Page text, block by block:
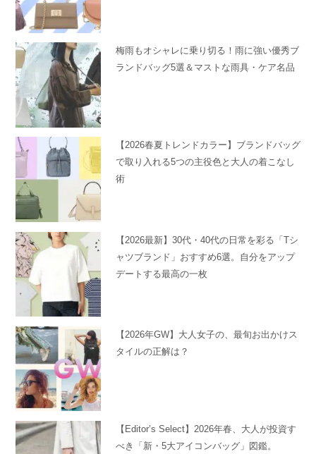
梅雨もオシャレに乗り切る！雨に強い優秀ブ
ランドバッグ5選＆マストな雨具・ケア名品
【2026春夏トレンドカラー】ブランドバッグ
で取り入れる5つの主役色と大人の着こなし
術
【2026最新】30代・40代の日常を彩る「Tシ
ャツブランド」おすすめ6選。自分をアップ
デートする最高の一枚
【2026年GW】大人女子の、最旬お出かけス
タイルの正解は？
【Editor’s Select】2026年春、大人が投資す
べき「新・5大アイコンバッグ」図鑑。